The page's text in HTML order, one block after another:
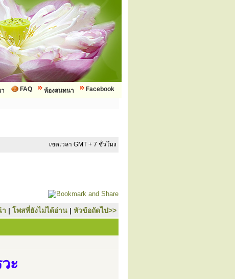
Facebook
ห้องสนทนา
FAQ
เขตเวลา GMT + 7 ชั่วโมง
า | โพสที่ยังไม่ได้อ่าน | หัวข้อถัดไป>>
ะ